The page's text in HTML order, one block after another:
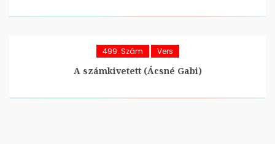
499. Szám Vers
A számkivetett (Ácsné Gabi)